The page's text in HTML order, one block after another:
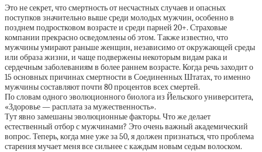
Это не секрет, что смертность от несчастных случаев и опасных
поступков значительно выше среди молодых мужчин, особенно в
позднем подростковом возрасте и среди парней 20+. Страховые
компании прекрасно осведомлены об этом. Также известно, что
мужчины умирают раньше женщин, независимо от окружающей среды
или образа жизни, и чаще подвержены некоторым видам рака и
сердечным заболеваниям в более раннем возрасте. Когда речь заходит о
15 основных причинах смертности в Соединенных Штатах, то именно
мужчины составляют почти 80 процентов всех смертей.
По словам одного эволюционного биолога из Йельского университета,
«Здоровье — расплата за мужественность».
Тут явно замешаны эволюционные факторы. Что же делает
естественный отбор с мужчинами? Это очень важный академический
вопрос. Теперь, когда мне уже за 50, я должен признаться, что проблема
старения мучает меня все сильнее с каждым новым седым волоском.